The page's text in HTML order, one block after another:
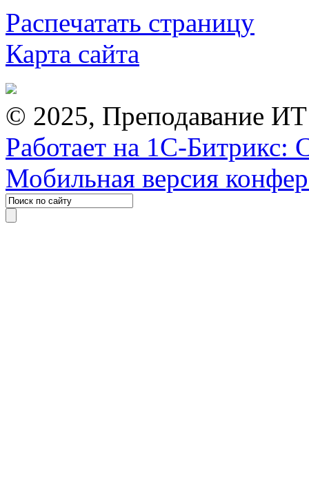
Распечатать страницу
Карта сайта
© 2025, Преподавание
Работает на 1С-Битрикс:
Мобильная версия